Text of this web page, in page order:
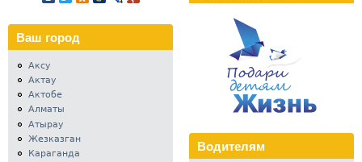
Ваш город
Аксу
Актау
Актобе
Алматы
Атырау
Жезказган
Караганда
Водителям